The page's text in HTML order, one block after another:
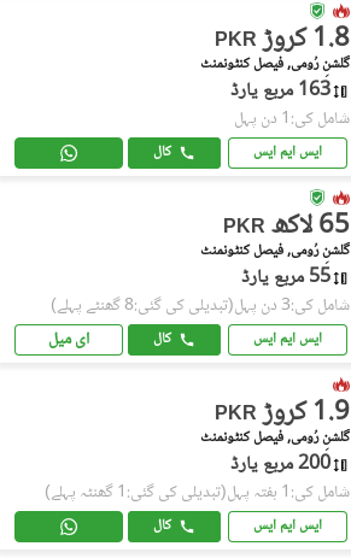
PKR 1.8 کروڑ
گلشنِ رُومی, فیصل کنٹونمنٹ
163 مربع یارڈ
شامل کی:1 دن پہل
ایس ایم ایس کال
PKR 65 لاکھ
گلشنِ رُومی, فیصل کنٹونمنٹ
55 مربع یارڈ
شامل کی:3 دن پہل (تبدیلی کی گئی:8 گھنٹے پہلے)
ایس ایم ایس کال ای میل
PKR 1.9 کروڑ
گلشنِ رُومی, فیصل کنٹونمنٹ
200 مربع یارڈ
شامل کی:1 ہفتہ پہل (تبدیلی کی گئی:1 گھنٹہ پہلے)
ایس ایم ایس کال